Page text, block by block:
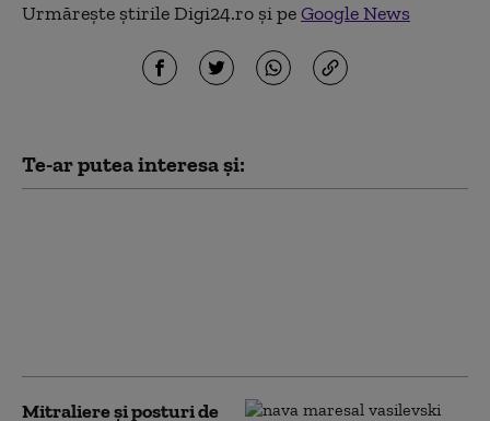
Urmărește știrile Digi24.ro și peGoogle News
Te-ar putea interesa și:
Mitraliere şi posturi de